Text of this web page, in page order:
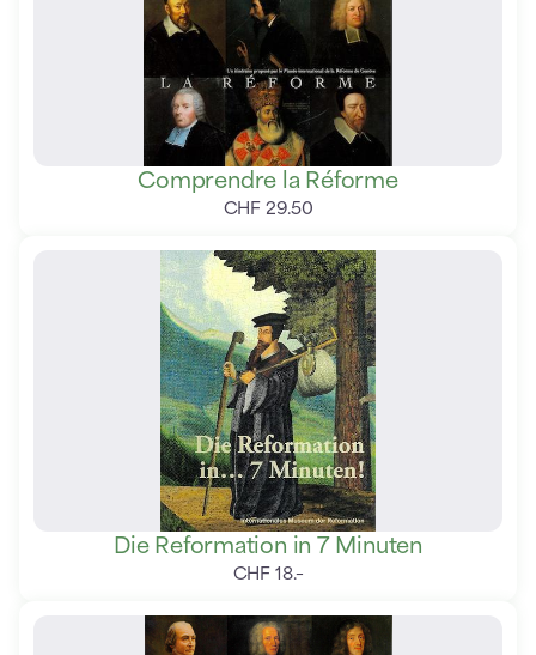
Comprendre la Réforme
CHF 29.50
Die Reformation in 7 Minuten
CHF 18.–